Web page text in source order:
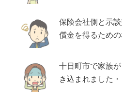
保険会社側と示
償金を得るための
十日町市で家族
き込まれました・